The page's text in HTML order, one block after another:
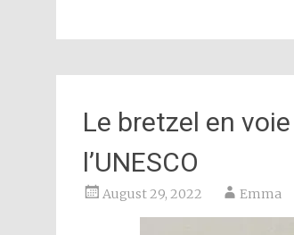
Le bretzel en
l’UNESCO
August 29, 2022 Emma